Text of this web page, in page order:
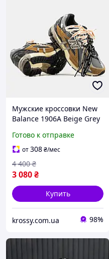
Мужские кроссовки New
Balance 1906A Beige Grey
демисезонные кроссовки
для повседневной носки
Код: 3013
Готово к отправке
от308₴/мес
3 080₴
4 400 ₴
Купить
krossy.com.ua 98%